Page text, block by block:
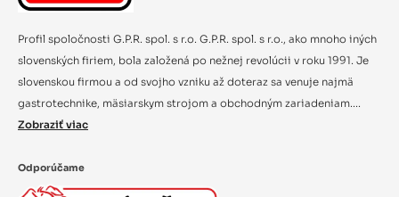
Profil spoločnosti G.P.R. spol. s r.o. G.P.R. spol. s r.o., ako mnoho iných
slovenských firiem, bola založená po nežnej revolúcii v roku 1991. Je
slovenskou firmou a od svojho vzniku až doteraz sa venuje najmä
gastrotechnike, mäsiarskym strojom a obchodným zariadeniam....
Zobraziť viac
Odporúčame